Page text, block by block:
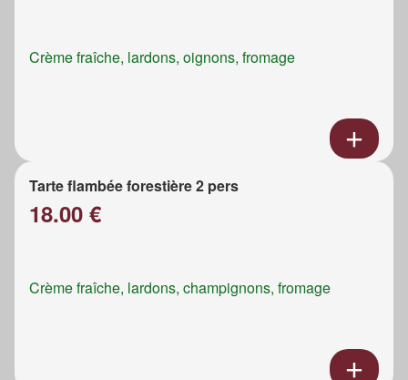
Crème fraîche, lardons, oignons, fromage
Tarte flambée forestière 2 pers
18.00 €
Crème fraîche, lardons, champignons, fromage